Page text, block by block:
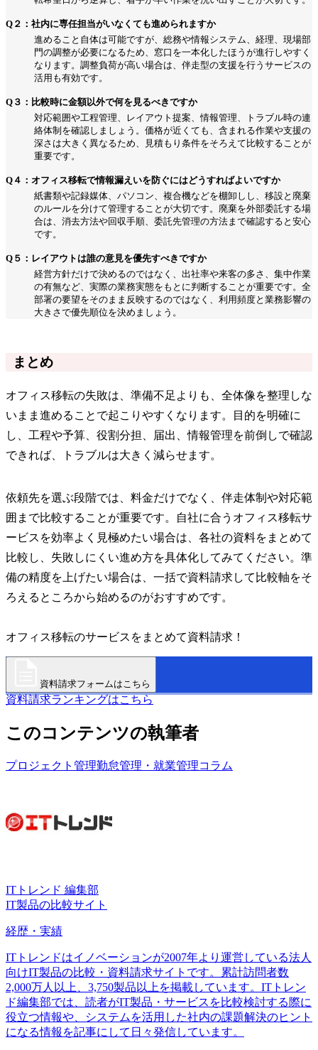
Q２：社内に専任担当がいなくても進められますか
進めること自体は可能ですが、総務や情報システム、経理、現場部
門の調整が必要になるため、窓口を一本化したほうが進行しやすく
なります。調整負荷が高い場合は、伴走型の支援を行うサービスの
活用も有効です。
Q３：比較時に金額以外で何を見るべきですか
対応範囲や工程管理、レイアウト提案、情報管理、トラブル時の連
絡体制を確認しましょう。価格が近くても、含まれる作業や支援の
深さは大きく異なるため、見積もり条件をそろえて比較することが
重要です。
Q４：オフィス移転で情報漏えいを防ぐにはどうすればよいですか
紙書類や記録媒体、パソコン、複合機などを棚卸しし、移設と廃棄
のルールを分けて管理することが大切です。廃棄を外部委託する場
合は、消去方法や回収手順、委託先管理の方法まで確認すると安心
です。
Q５：レイアウトは誰の意見を優先すべきですか
経営方針だけで決めるのではなく、出社率や来客の多さ、集中作業
の有無など、実際の業務実態をもとに判断することが重要です。全
部署の要望をそのまま反映するのではなく、利用頻度と業務影響の
大きさで優先順位を決めましょう。
まとめ
オフィス移転の失敗は、準備不足よりも、全体像を整理しな
いまま進めることで起こりやすくなります。目的を明確に
し、工程や予算、役割分担、届出、情報管理を前倒しで確認
できれば、トラブルは大きく減らせます。
依頼先を選ぶ段階では、料金だけでなく、伴走体制や対応範
囲まで比較することが重要です。自社に合うオフィス移転サ
ービスを効率よく見極めたい場合は、各社の資料をまとめて
比較し、失敗しにくい進め方を具体化してみてください。準
備の精度を上げたい場合は、一括で資料請求して比較軸をそ
ろえるところから始めるのがおすすめです。
オフィス移転のサービスをまとめて資料請求！
資料請求フォームはこちら
資料請求ランキングはこちら
このコンテンツの執筆者
プロジェクト管理勤怠管理・就業管理コラム
ITトレンド 編集部
IT製品の比較サイト
経歴・実績
ITトレンドはイノベーションが2007年より運営している法人
向けIT製品の比較・資料請求サイトです。累計訪問者数
2,000万人以上、3,750製品以上を掲載しています。ITトレン
ド編集部では、読者がIT製品・サービスを比較検討する際に
役立つ情報や、システムを活用した社内の課題解決のヒント
になる情報を記事にして日々発信しています。